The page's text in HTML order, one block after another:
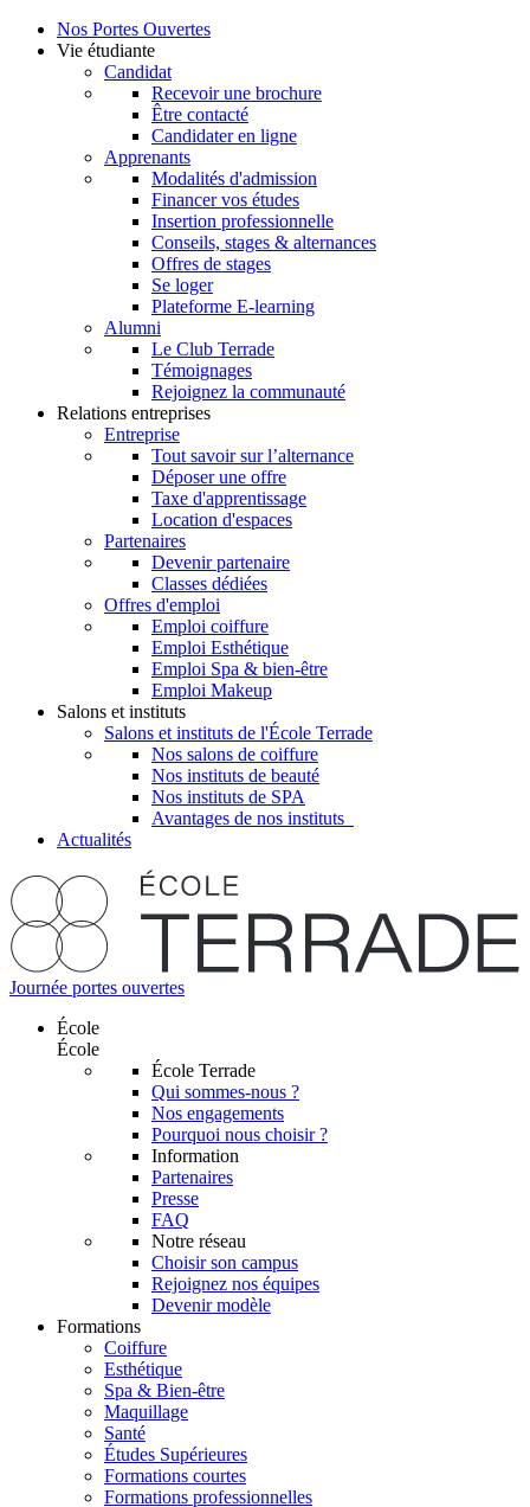
Nos Portes Ouvertes
Vie étudiante
Candidat
Recevoir une brochure
Être contacté
Candidater en ligne
Apprenants
Modalités d'admission
Financer vos études
Insertion professionnelle
Conseils, stages & alternances
Offres de stages
Se loger
Plateforme E-learning
Alumni
Le Club Terrade
Témoignages
Rejoignez la communauté
Relations entreprises
Entreprise
Tout savoir sur l’alternance
Déposer une offre
Taxe d'apprentissage
Location d'espaces
Partenaires
Devenir partenaire
Classes dédiées
Offres d'emploi
Emploi coiffure
Emploi Esthétique
Emploi Spa & bien-être
Emploi Makeup
Salons et instituts
Salons et instituts de l'École Terrade
Nos salons de coiffure
Nos instituts de beauté
Nos instituts de SPA
Avantages de nos instituts
Actualités
Journée portes ouvertes
École
École
École Terrade
Qui sommes-nous ?
Nos engagements
Pourquoi nous choisir ?
Information
Partenaires
Presse
FAQ
Notre réseau
Choisir son campus
Rejoignez nos équipes
Devenir modèle
Formations
Coiffure
Esthétique
Spa & Bien-être
Maquillage
Santé
Études Supérieures
Formations courtes
Formations professionnelles